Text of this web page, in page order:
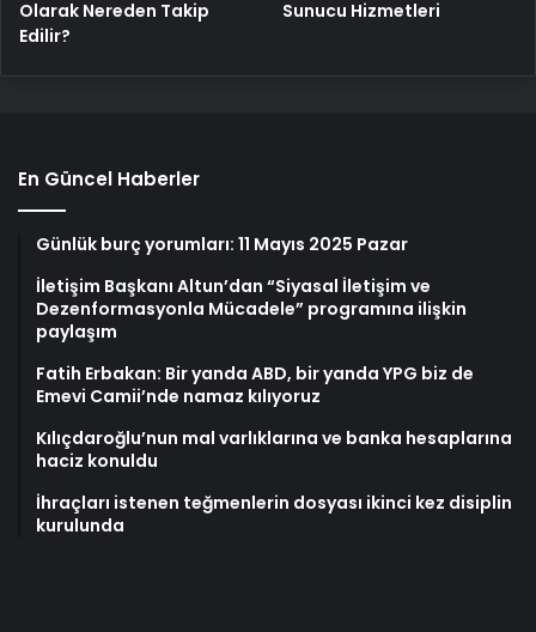
Olarak Nereden Takip
Edilir?
Sunucu Hizmetleri
En Güncel Haberler
Günlük burç yorumları: 11 Mayıs 2025 Pazar
İletişim Başkanı Altun’dan “Siyasal İletişim ve
Dezenformasyonla Mücadele” programına ilişkin
paylaşım
Fatih Erbakan: Bir yanda ABD, bir yanda YPG biz de
Emevi Camii’nde namaz kılıyoruz
Kılıçdaroğlu’nun mal varlıklarına ve banka hesaplarına
haciz konuldu
İhraçları istenen teğmenlerin dosyası ikinci kez disiplin
kurulunda